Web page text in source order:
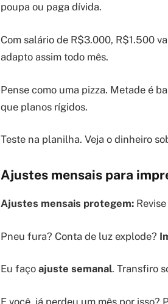
poupa ou paga dívida.
Com salário de R$3.000, R$1.500
adapto assim todo mês.
Pense como uma pizza. Metade é
que planos rígidos.
Teste na planilha. Veja o dinheiro
Ajustes mensais para
Ajustes mensais protegem:
Pneu fura? Conta de luz explode?
Eu faço ajuste semanal. Transfiro
E você, já perdeu um mês por isso?